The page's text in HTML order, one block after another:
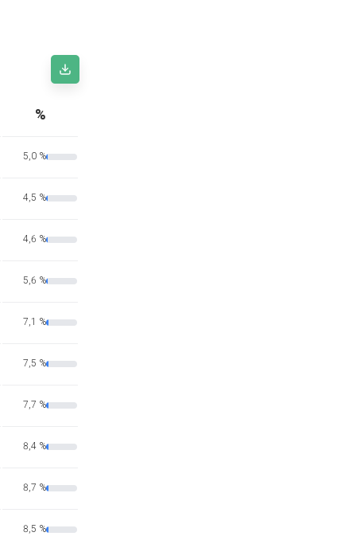
%
5,0 %
4,5 %
4,6 %
5,6 %
7,1 %
7,5 %
7,7 %
8,4 %
8,7 %
8,5 %